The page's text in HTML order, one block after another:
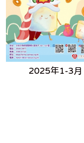
2025年1-3月